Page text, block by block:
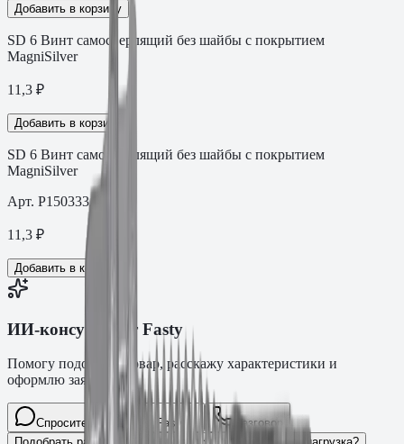
Добавить в корзину
SD 6 Винт самосверлящий без шайбы с покрытием
MagniSilver
11,3 ₽
Добавить в корзину
SD 6 Винт самосверлящий без шайбы с покрытием
MagniSilver
Арт. P150333AMS
11,3 ₽
Добавить в корзину
ИИ-консультант Fasty
Помогу подобрать товар, расскажу характеристики и
оформлю заявку.
Спросите про крепёж Fasty…
Разговор